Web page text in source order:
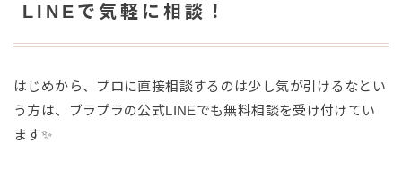
LINEで気軽に相談！
はじめから、プロに直接相談するのは少し気が引けるなとい
う方は、ブラプラの公式LINEでも無料相談を受け付けてい
ます✨